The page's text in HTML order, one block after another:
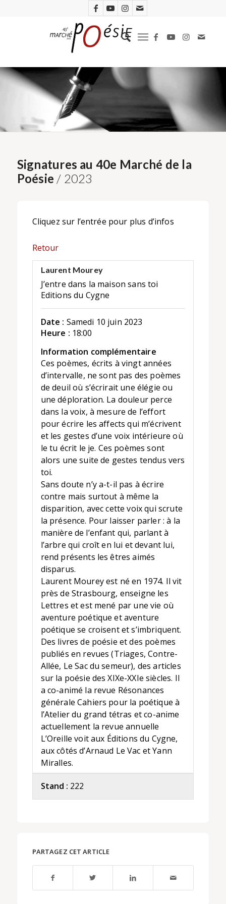
Signatures au 40e Marché de la
Poésie / 2023
Cliquez sur l’entrée pour plus d’infos
Retour
Laurent Mourey
J’entre dans la maison sans toi
Editions du Cygne
Date : Samedi 10 juin 2023
Heure : 18:00
Information complémentaire
Ces poèmes, écrits à vingt années
d’intervalle, ne sont pas des poèmes
de deuil où s’écrirait une élégie ou
une déploration. La douleur perce
dans la voix, à mesure de l’effort
pour écrire les affects qui m’écrivent
et les gestes d’une voix intérieure où
le tu écrit le je. Ces poèmes sont
alors une suite de gestes tendus vers
toi.
Sans doute n’y a-t-il pas à écrire
contre mais surtout à même la
disparition, avec cette voix qui scrute
la présence. Pour laisser parler : à la
manière de l’enfant qui, parlant à
l’arbre qui croît en lui et devant lui,
rend présents les êtres aimés
disparus.
Laurent Mourey est né en 1974. Il vit
près de Strasbourg, enseigne les
Lettres et est mené par une vie où
aventure poétique et aventure
poétique se croisent et s’imbriquent.
Des livres de poésie et des poèmes
publiés en revues (Triages, Contre-
Allée, Le Sac du semeur), des articles
sur la poésie des XIXe-XXIe siècles. Il
a co-animé la revue Résonances
générale Cahiers pour la poétique à
l’Atelier du grand tétras et co-anime
actuellement la revue annuelle
L’Oreille voit aux Éditions du Cygne,
aux côtés d’Arnaud Le Vac et Yann
Miralles.
Stand : 222
PARTAGEZ CET ARTICLE